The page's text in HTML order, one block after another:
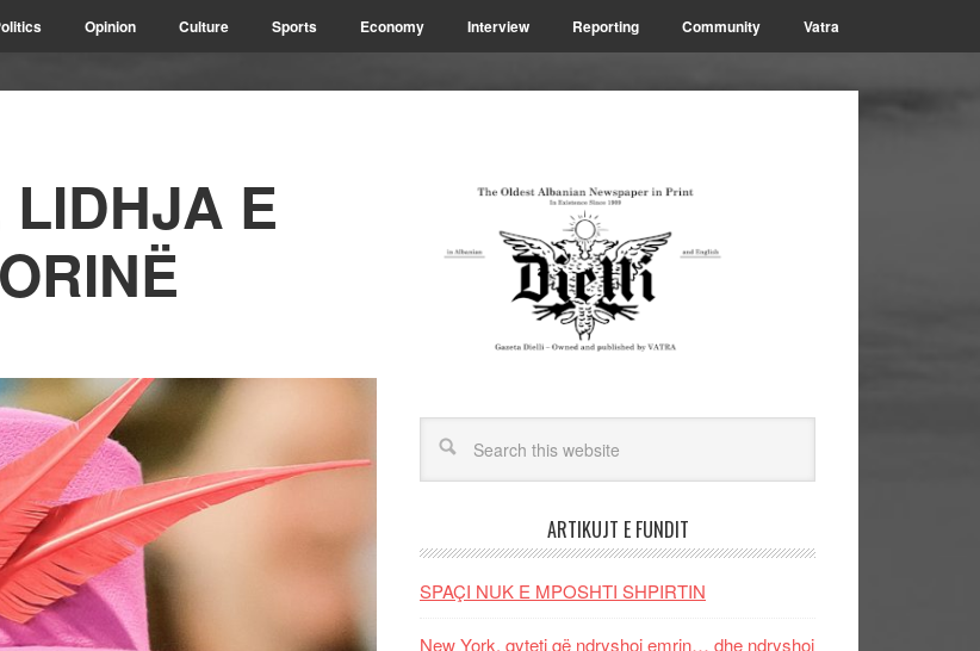
Opinion Culture Sports Economy Interview Reporting Community Vatra
E
ARTIKUJT E FUNDIT
SPAÇI NUK E MPOSHTI SHPIRTIN
New York, qyteti që ndryshoi emrin… dhe ndryshoi